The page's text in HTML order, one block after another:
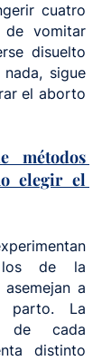
cuatro
de vomitar
disuelto
sigue
el aborto
métodos
elegir el
los de la
a
parto. La
de cada
distinto